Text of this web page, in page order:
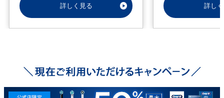
詳しく見る 詳し